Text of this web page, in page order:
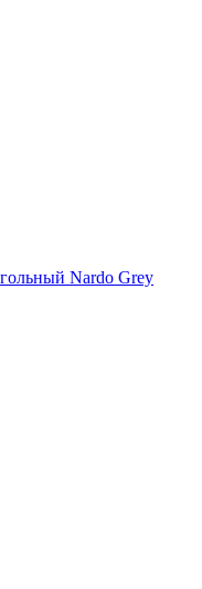
Nardo Grey